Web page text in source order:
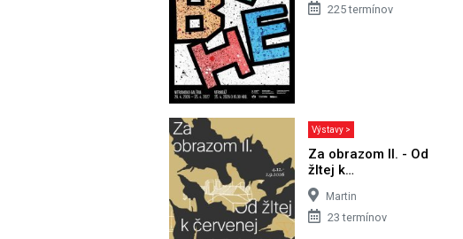
225 termínov
Výstavy >
Za obrazom II. - Od
žltej k…
Martin
23 termínov